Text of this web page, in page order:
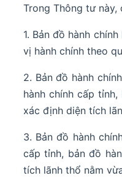
Trong Thông tư
1. Bản đồ hành
vị hành chính theo
2. Bản đồ hành
hành chính cấp
xác định diện tích
3. Bản đồ hành
cấp tỉnh, bản đồ
tích lãnh thổ nằm